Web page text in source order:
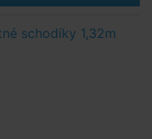
schodíky 1,32m